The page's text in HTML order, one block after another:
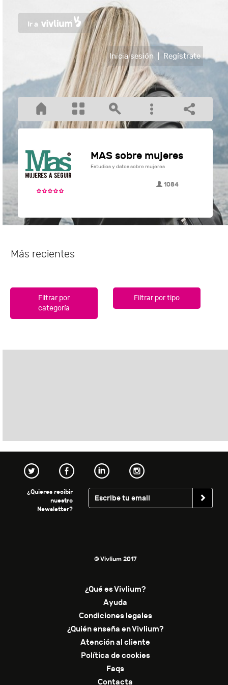
Inicia sesión Regístrate
MAS sobre mujeres
Estudios y datos sobre mujeres
1084
Más recientes
Filtrar por
categoría
Filtrar por tipo
¿Quieres recibir
nuestro
Newsletter?
© Vivlium 2017
¿Qué es Vivlium?
Ayuda
Condiciones legales
¿Quién enseña en Vivlium?
Atención al cliente
Política de cookies
Faqs
Contacta